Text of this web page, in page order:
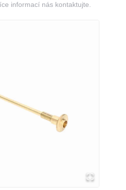
informací nás kontaktujte.